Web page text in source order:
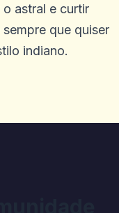
astral e curtir
que quiser
indiano.